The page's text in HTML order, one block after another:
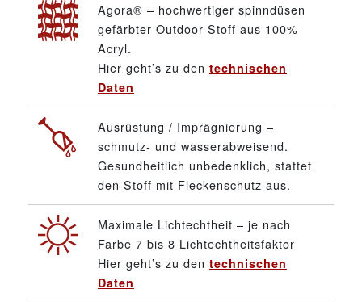
Agora® – hochwertiger spinndüsen
gefärbter Outdoor-Stoff aus 100%
Acryl.
Hier geht’s zu den technischen
Daten
Ausrüstung / Imprägnierung –
schmutz- und wasserabweisend.
Gesundheitlich unbedenklich, stattet
den Stoff mit Fleckenschutz aus.
Maximale Lichtechtheit – je nach
Farbe 7 bis 8 Lichtechtheitsfaktor
Hier geht’s zu den technischen
Daten